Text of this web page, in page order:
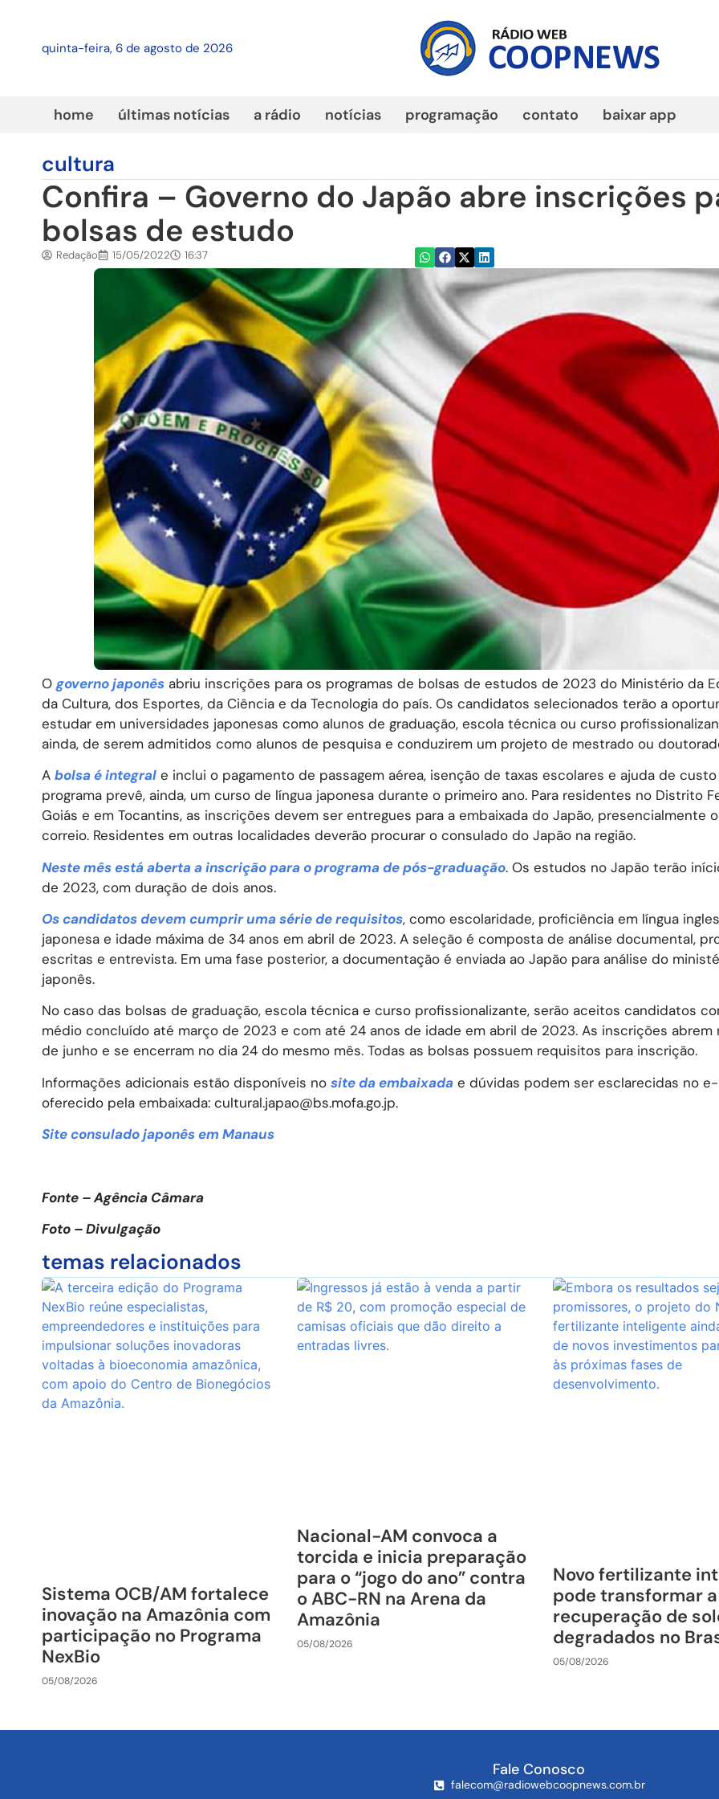
quinta-feira, 6 de agosto de 2026
home últimas notícias a rádio notícias programação contato baixar app
cultura
Confira – Governo do Japão abre inscrições
bolsas de estudo
Redação 15/05/2022 16:37
O governo japonês abriu inscrições para os programas de bolsas de estudos de 2023 do Ministério da
da Cultura, dos Esportes, da Ciência e da Tecnologia do país. Os candidatos selecionados terão a
estudar em universidades japonesas como alunos de graduação, escola técnica ou curso
ainda, de serem admitidos como alunos de pesquisa e conduzirem um projeto de mestrado ou
A bolsa é integral e inclui o pagamento de passagem aérea, isenção de taxas escolares e ajuda de custo
programa prevê, ainda, um curso de língua japonesa durante o primeiro ano. Para residentes no Distrito
Goiás e em Tocantins, as inscrições devem ser entregues para a embaixada do Japão, presencialmente
correio. Residentes em outras localidades deverão procurar o consulado do Japão na região.
Neste mês está aberta a inscrição para o programa de pós-graduação. Os estudos no Japão terão
de 2023, com duração de dois anos.
Os candidatos devem cumprir uma série de requisitos, como escolaridade, proficiência em língua
japonesa e idade máxima de 34 anos em abril de 2023. A seleção é composta de análise documental,
escritas e entrevista. Em uma fase posterior, a documentação é enviada ao Japão para análise do
japonês.
No caso das bolsas de graduação, escola técnica e curso profissionalizante, serão aceitos candidatos
médio concluído até março de 2023 e com até 24 anos de idade em abril de 2023. As inscrições abrem
de junho e se encerram no dia 24 do mesmo mês. Todas as bolsas possuem requisitos para inscrição.
Informações adicionais estão disponíveis no site da embaixada e dúvidas podem ser esclarecidas no
oferecido pela embaixada: cultural.japao@bs.mofa.go.jp.
Site consulado japonês em Manaus
Fonte – Agência Câmara
Foto – Divulgação
temas relacionados
Sistema OCB/AM fortalece
inovação na Amazônia com
participação no Programa
NexBio
05/08/2026
Nacional-AM convoca a
torcida e inicia preparação
para o “jogo do ano” contra
o ABC-RN na Arena da
Amazônia
05/08/2026
Novo fertilizante
pode transformar a
recuperação de
degradados no
05/08/2026
Fale Conosco
falecom@radiowebcoopnews.com.br